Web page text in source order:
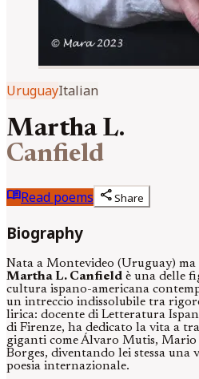
UruguayItalian
Martha L.
Canfield
menu_bookRead poems shareShare
Biography
Nata a Montevideo (Uruguay)
Martha L. Canfield è una delle
cultura ispano-americana
un intreccio indissolubile tra
lirica: docente di Letteratura
di Firenze, ha dedicato la vita a
giganti come Álvaro Mutis, Mario
Borges, diventando lei stessa una
poesia internazionale.